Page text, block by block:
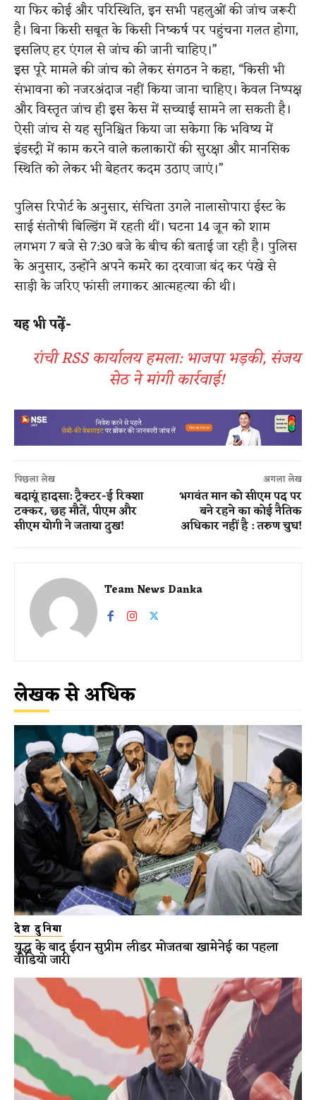
या फिर कोई और परिस्थिति, इन सभी पहलुओं की जांच जरूरी
है। बिना किसी सबूत के किसी निष्कर्ष पर पहुंचना गलत होगा,
इसलिए हर एंगल से जांच की जानी चाहिए।”
इस पूरे मामले की जांच को लेकर संगठन ने कहा, “किसी भी
संभावना को नजरअंदाज नहीं किया जाना चाहिए। केवल निष्पक्ष
और विस्तृत जांच ही इस केस में सच्चाई सामने ला सकती है।
ऐसी जांच से यह सुनिश्चित किया जा सकेगा कि भविष्य में
इंडस्ट्री में काम करने वाले कलाकारों की सुरक्षा और मानसिक
स्थिति को लेकर भी बेहतर कदम उठाए जाएं।”
पुलिस रिपोर्ट के अनुसार, संचिता उगले नालासोपारा ईस्ट के
साई संतोषी बिल्डिंग में रहती थीं। घटना 14 जून को शाम
लगभग 7 बजे से 7:30 बजे के बीच की बताई जा रही है। पुलिस
के अनुसार, उन्होंने अपने कमरे का दरवाजा बंद कर पंखे से
साड़ी के जरिए फांसी लगाकर आत्महत्या की थी।
यह भी पढ़ें-
रांची RSS कार्यालय हमला: भाजपा भड़की, संजय
सेठ ने मांगी कार्रवाई!
पिछला लेख
बदायूं हादसा: ट्रैक्टर-ई रिक्शा
टक्कर, छह मौतें, पीएम और
सीएम योगी ने जताया दुख!
अगला लेख
भगवंत मान को सीएम पद पर
बने रहने का कोई नैतिक
अधिकार नहीं है : तरुण चुघ!
Team News Danka
लेखक से अधिक
देश दुनिया
युद्ध के बाद ईरान सुप्रीम लीडर मोजतबा खामेनेई का पहला
वीडियो जारी